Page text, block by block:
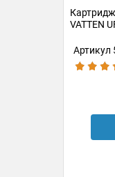
VATTEN
Артикул